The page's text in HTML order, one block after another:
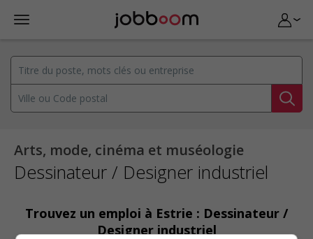
Arts, mode, cinéma et muséologie
Dessinateur / Designer industriel
Trouvez un emploi à Estrie : Dessinateur /
Designer industriel